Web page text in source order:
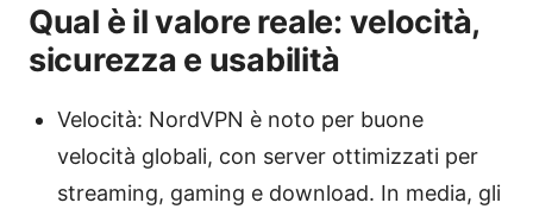
Qual è il valore reale: velocità,
sicurezza e usabilità
Velocità: NordVPN è noto per buone
velocità globali, con server ottimizzati per
streaming, gaming e download. In media, gli